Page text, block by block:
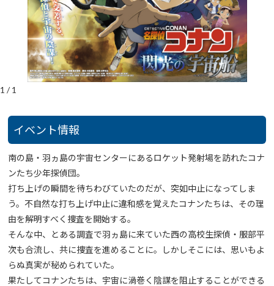
1 /1
イベント情報
南の島・羽ヵ島の宇宙センターにあるロケット発射場を訪れたコナ
ンたち少年探偵団。
打ち上げの瞬間を待ちわびていたのだが、突如中止になってしま
う。不自然な打ち上げ中止に違和感を覚えたコナンたちは、その理
由を解明すべく捜査を開始する。
そんな中、とある調査で羽ヵ島に来ていた西の高校生探偵・服部平
次も合流し、共に捜査を進めることに。しかしそこには、思いもよ
らぬ真実が秘められていた。
果たしてコナンたちは、宇宙に渦巻く陰謀を阻止することができる